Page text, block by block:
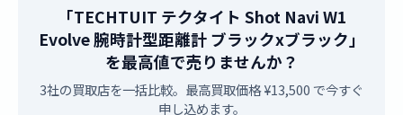
「TECHTUIT テクタイト Shot Navi W1
Evolve 腕時計型距離計 ブラックxブラック」
を最高値で売りませんか？
3社の買取店を一括比較。最高買取価格 ¥13,500 で今すぐ
申し込めます。